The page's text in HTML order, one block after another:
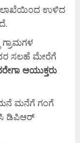
ಉಳಿದ
ಸಲಹೆ ಮೇರೆಗೆ
ಆಯುಕ್ತರು
ಮನೆ ಮನೆಗೆ ಗಂಗೆ
ಡಿಪಿಆರ್